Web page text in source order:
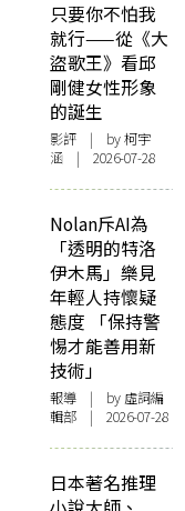
只要你不怕我
就行——從《大
盜歌王》看邱
剛健女性形象
的誕生
影評 | by 柯宇
涵 | 2026-07-28
Nolan斥AI為
「透明的特洛
伊木馬」樂見
年輕人持懷疑
態度 「保持警
惕才能善用新
技術」
報導 | by 虛詞編
輯部 | 2026-07-28
日本著名推理